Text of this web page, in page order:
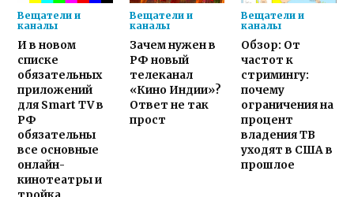
Вещатели и
каналы
И в новом
списке
обязательных
приложений
для Smart TV в
РФ
обязательны
все основные
онлайн-
кинотеатры и
Вещатели и
каналы
Зачем нужен в
РФ новый
телеканал
«Кино Индии»?
Ответ не так
прост
Вещатели и
каналы
Обзор: От
частот к
стримингу:
почему
ограничения на
процент
владения ТВ
уходят в США в
прошлое